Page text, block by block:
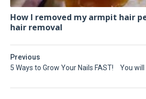
How I removed my armpit hair
hair removal
You
Previous
5 Ways to Grow Your Nails FAST!